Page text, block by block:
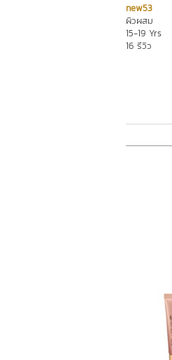
new53
ผิวผสม
15-19 Yrs
16 รีวิว